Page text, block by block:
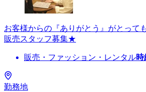
お客様からの『ありがとう』がとって
販売スタッフ募集★
販売・ファッション・レンタル時
勤務地